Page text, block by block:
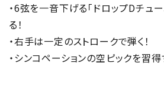
・6弦を一音下げる「ドロップDチュ
る！
・右手は一定のストロークで弾く！
・シンコペーションの空ピックを習得